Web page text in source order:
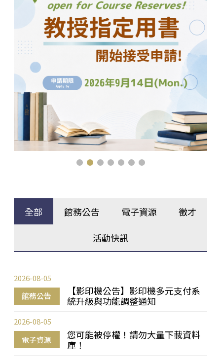
全部 館務公告 電子資源 徵才
活動快訊
館務公告
【影印機公告】影印機多元支付系
統升級與功能調整通知
2026-08-05
電子資源
您可能被停權！請勿大量下載資料
庫！
2026-08-05